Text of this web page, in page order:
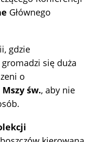
Głównego
gdzie
się duża
o
św., aby nie